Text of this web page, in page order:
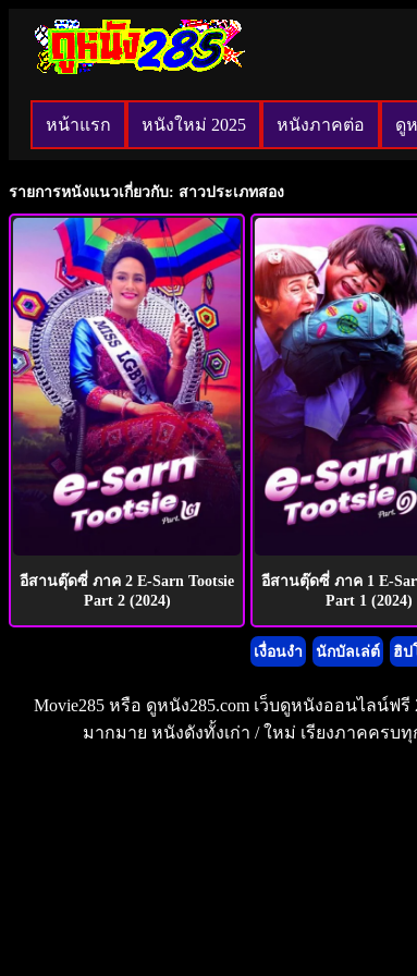
หน้าแรก หนังใหม่ 2025 หนังภาคต่อ ดู
รายการหนังแนวเกี่ยวกับ: สาวประเภทสอง
อีสานตุ๊ดซี่ ภาค 2 E-Sarn Tootsie
Part 2 (2024)
อีสานตุ๊ดซี่ ภาค 1 E-
Part 1 (2024)
เงื่อนงำ นักบัลเล่ต์ ฮิป
Movie285 หรือ ดูหนัง285.com เว็บดูหนังออนไลน์
มากมาย หนังดังทั้งเก่า / ใหม่ เรียงภาคครบทุ